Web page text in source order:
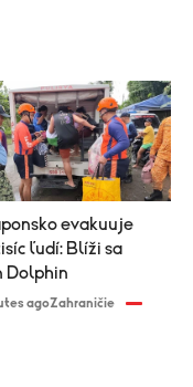
ľudí: Blíži sa
Dolphin
agoZahraničie